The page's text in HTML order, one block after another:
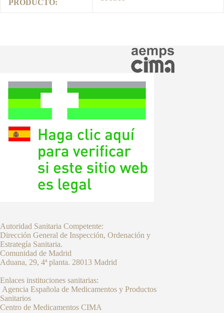
PRODUCTO:
Autoridad Sanitaria Competente:
Dirección General de Inspección, Ordenación y
Estrategía Sanitaria.
Comunidad de Madrid
Aduana, 29, 4ª planta. 28013 Madrid
Enlaces instituciones sanitarias:
Agencia Española de Medicamentos y Productos
Sanitarios
Centro de Medicamentos CIMA